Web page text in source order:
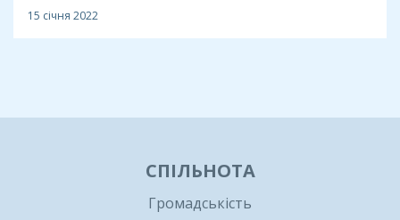
15 січня 2022
СПІЛЬНОТА
Громадськість